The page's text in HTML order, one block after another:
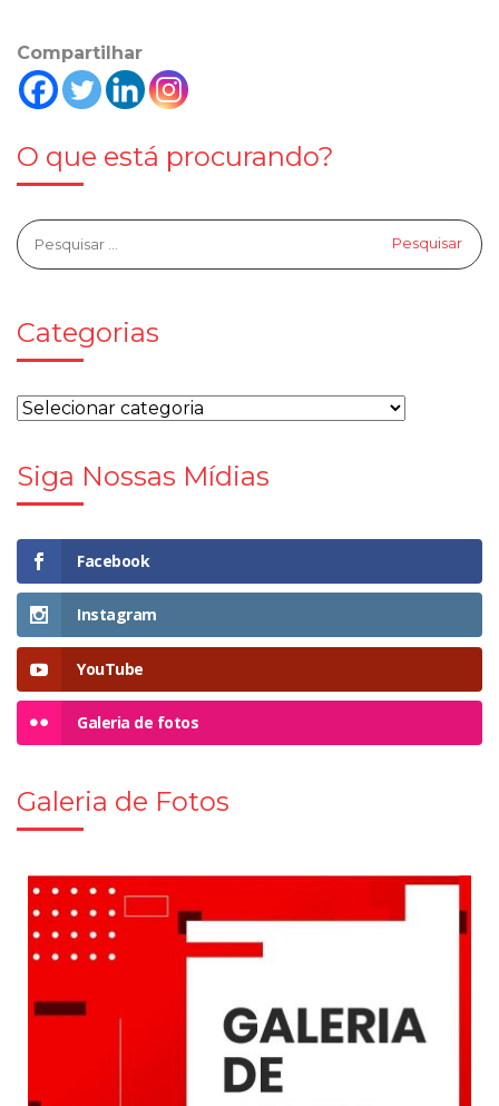
Compartilhar
O que está procurando?
Categorias
Siga Nossas Mídias
Facebook
Instagram
YouTube
Galeria de fotos
Galeria de Fotos